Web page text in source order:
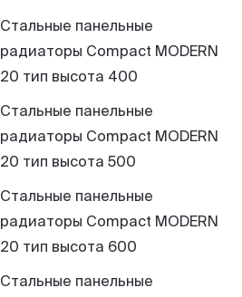
Стальные панельные
радиаторы Compact MODERN
20 тип высота 400
Стальные панельные
радиаторы Compact MODERN
20 тип высота 500
Стальные панельные
радиаторы Compact MODERN
20 тип высота 600
Стальные панельные